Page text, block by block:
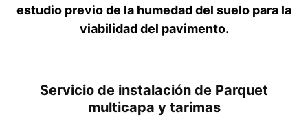
estudio previo de la humedad del suelo para la
viabilidad del pavimento.
Servicio de instalación de Parquet
multicapa y tarimas